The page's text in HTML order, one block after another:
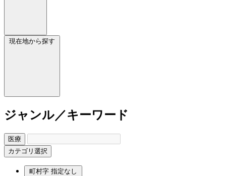
現在地から探す
ジャンル／キーワード
医療
カテゴリ選択
町村字 指定なし